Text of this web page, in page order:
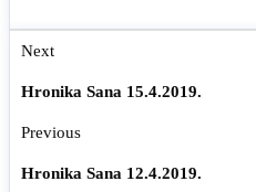
Next
Hronika Sana 15.4.2019.
Previous
Hronika Sana 12.4.2019.